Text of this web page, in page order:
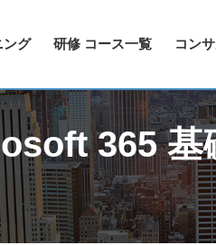
ング 研修 コース一覧 コン
365 基